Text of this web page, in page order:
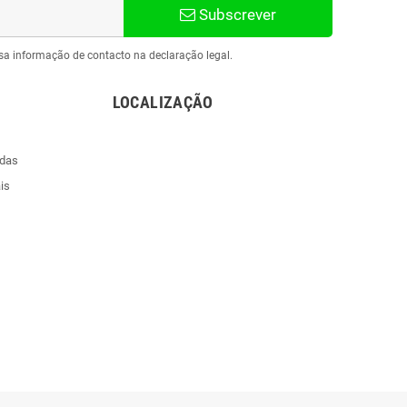
Subscrever
informação de contacto na declaração legal.
LOCALIZAÇÃO